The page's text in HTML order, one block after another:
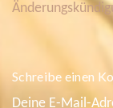
e
a
g
s
Schreibe einen
Deine E-Mail-